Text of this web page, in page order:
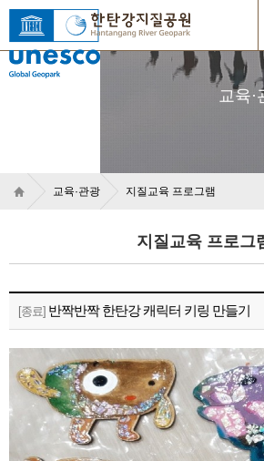
교육·
교육·관광 지질교육 프로그램
지질교육 프로그
[종료] 반짝반짝 한탄강 캐릭터 키링 만들기